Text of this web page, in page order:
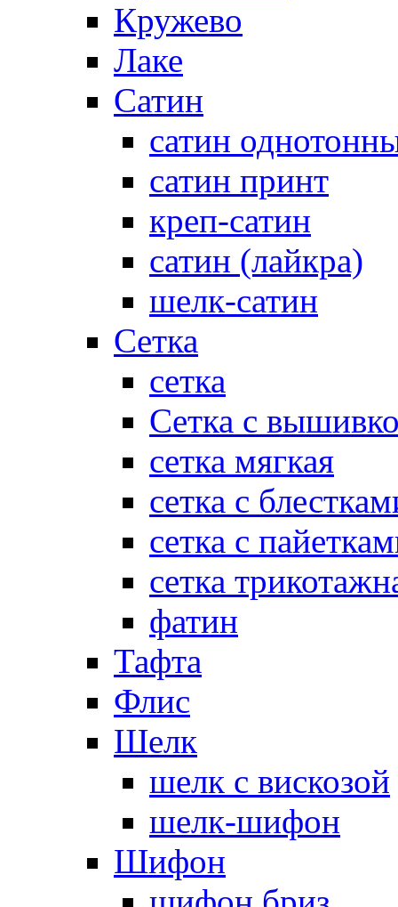
Кружево
Лаке
Сатин
сатин
сатин принт
креп-сатин
сатин (лайкра)
шелк-сатин
Сетка
сетка
Сетка с
сетка мягкая
сетка с
сетка с
сетка
фатин
Тафта
Флис
Шелк
шелк с вискозой
шелк-шифон
Шифон